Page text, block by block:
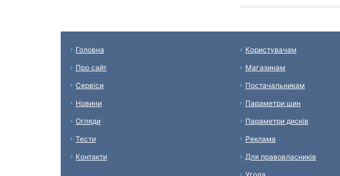
Головна
Про сайт
Сервіси
Новини
Огляди
Тести
Контакти
Користувачам
Магазинам
Постачальникам
Параметри шин
Параметри дисків
Реклама
Для правовласників